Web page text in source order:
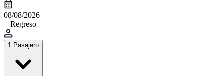
08/08/2026
+ Regreso
1 Pasajero